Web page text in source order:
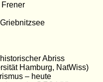
Abriss
Hamburg, NatWiss)
– heute